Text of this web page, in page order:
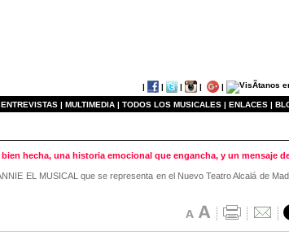
| | | | |
ENTREVISTAS | MULTIMEDIA | TODOS LOS MUSICALES | ENLACES |
hecha, una historia emocional que engancha, y un mensaje
EL MUSICAL que se representa en el Nuevo Teatro Alcalá de